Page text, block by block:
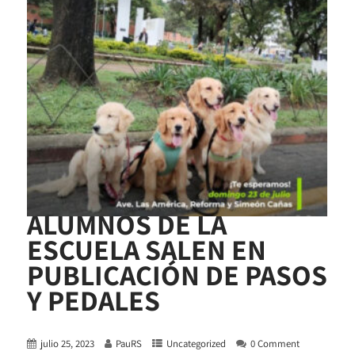
ALUMNOS DE LA
ESCUELA SALEN EN
PUBLICACIÓN DE PASOS
Y PEDALES
julio 25, 2023 PauRS Uncategorized 0 Comment